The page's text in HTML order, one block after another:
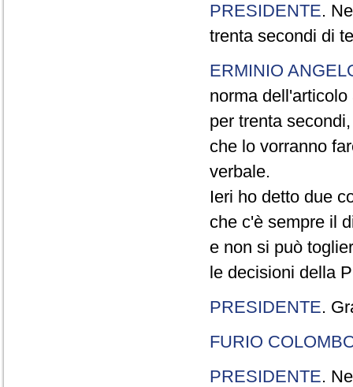
PRESIDENTE.
trenta secondi di
ERMINIO
norma
per trenta
che lo vorranno
verbale.
Ieri ho detto due
che c'è sempre il
e non si può
le decisioni della
PRESIDENTE.
FURIO
PRESIDENTE.